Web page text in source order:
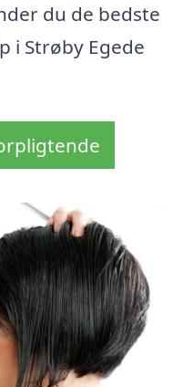
du de bedste
i Strøby Egede